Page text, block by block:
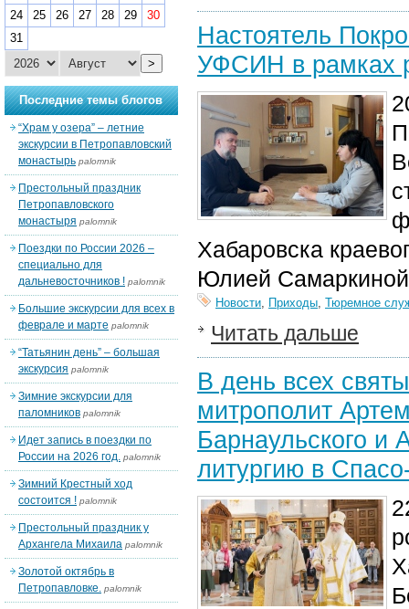
Настоятель
УФСИН в рамках
Хабаровска
Юлией
Новости, Приходы, Тюремное
Читать дальше
В день всех
митрополит
Барнаульского и
литургию в
24
25 26 27 28 29
30
31
>
Последние темы блогов
“Храм у озера” – летние
экскурсии в Петропавловский
монастырь palomnik
Престольный праздник
Петропавловского
монастыря palomnik
Поездки по России 2026 –
специально для
дальневосточников ! palomnik
Большие экскурсии для всех в
феврале и марте palomnik
“Татьянин день” – большая
экскурсия palomnik
Зимние экскурсии для
паломников palomnik
Идет запись в поездки по
России на 2026 год. palomnik
Зимний Крестный ход
состоится ! palomnik
Престольный праздник у
Архангела Михаила palomnik
Золотой октябрь в
Петропавловке. palomnik